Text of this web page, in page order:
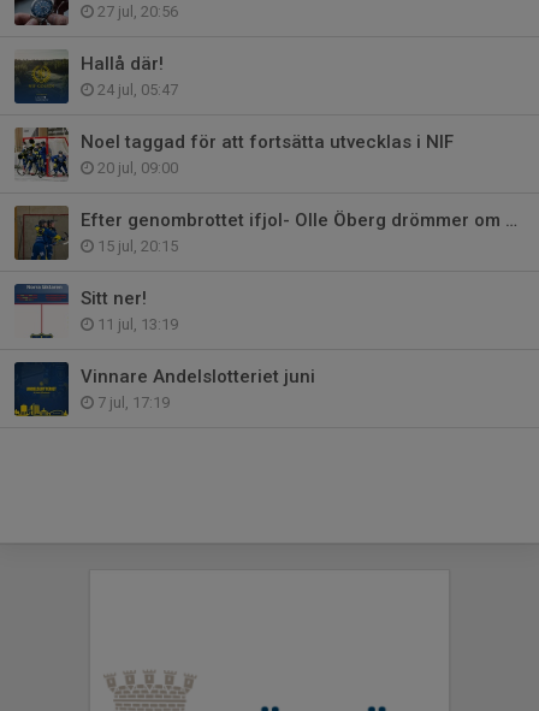
27 jul, 20:56
Hallå där!
24 jul, 05:47
Noel taggad för att fortsätta utvecklas i NIF
20 jul, 09:00
Efter genombrottet ifjol- Olle Öberg drömmer om kommande säsong
15 jul, 20:15
Sitt ner!
11 jul, 13:19
Vinnare Andelslotteriet juni
7 jul, 17:19